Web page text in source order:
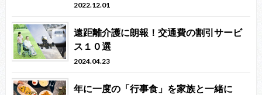
2022.12.01
遠距離介護に朗報！交通費の割引サービ
ス１０選
2024.04.23
年に一度の「行事食」を家族と一緒に